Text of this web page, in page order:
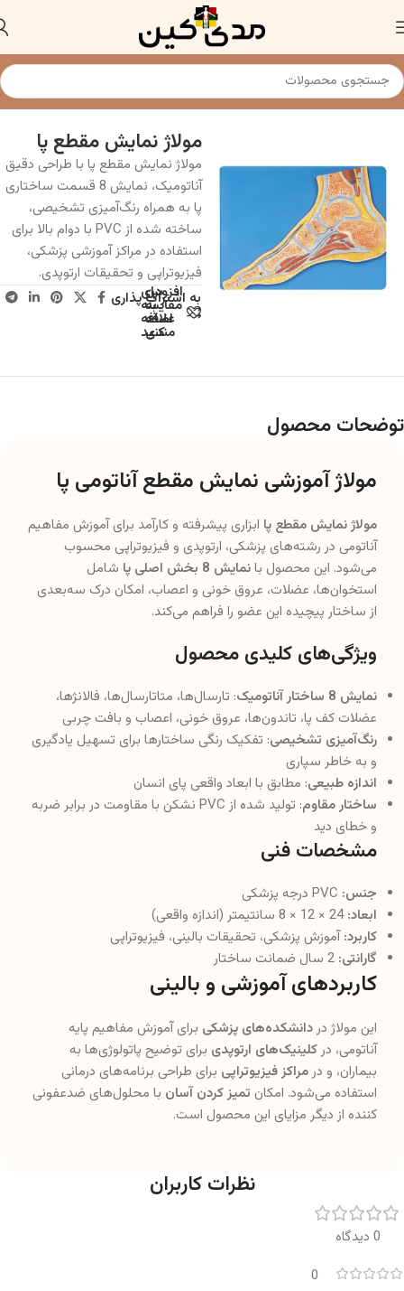
خانه مولاژ و مدل های آناتومی
مولاژ نمایش مقطع پا
مولاژ نمایش مقطع پا با طراحی دقیق
آناتومیک، نمایش 8 قسمت ساختاری
پا به همراه رنگ‌آمیزی تشخیصی،
ساخته شده از PVC با دوام بالا برای
استفاده در مراکز آموزشی پزشکی،
فیزیوتراپی و تحقیقات ارتوپدی.
برای
مقایسه
اضافه
کنید
افزودن
به
علاقه
مندی
به اشتراک پذاری
توضحات محصول
مولاژ آموزشی نمایش مقطع آناتومی پا
مولاژ نمایش مقطع پا ابزاری پیشرفته و کارآمد برای آموزش مفاهیم
آناتومی در رشته‌های پزشکی، ارتوپدی و فیزیوتراپی محسوب
می‌شود. این محصول بانمایش 8 بخش اصلی پا
شامل
استخوان‌ها، عضلات، عروق خونی و اعصاب، امکان درک سه‌بعدی
از ساختار پیچیده این عضو را فراهم می‌کند.
ویژگی‌های کلیدی محصول
نمایش 8 ساختار آناتومیک
: تارسال‌ها، متاتارسال‌ها، فالانژها،
عضلات کف پا، تاندون‌ها، عروق خونی، اعصاب و بافت چربی
رنگ‌آمیزی تشخیصی: تفکیک رنگی ساختارها برای تسهیل یادگیری
و به خاطر سپاری
اندازه طبیعی: مطابق با ابعاد واقعی پای انسان
ساختار مقاوم
: تولید شده از PVC نشکن با مقاومت در برابر ضربه
و خطای دید
مشخصات فنی
جنس:
ابعاد:24 × 12 × 8 سانتیمتر (اندازه واقعی)
کاربرد:آموزش پزشکی، تحقیقات بالینی، فیزیوتراپی
گارانتی:
کاربردهای آموزشی و بالینی
این مولاژ دردانشکده‌های پزشکی برای آموزش مفاهیم پایه
آناتومی، درکلینیک‌های ارتوپدی برای توضیح پاتولوژی‌ها به
بیماران، و درمراکز فیزیوتراپی برای طراحی برنامه‌های درمانی
استفاده می‌شود. امکان تمیز کردن آسان با محلول‌های ضدعفونی
کننده از دیگر مزایای این محصول است.
نظرات کاربران
0 دیدگاه
0